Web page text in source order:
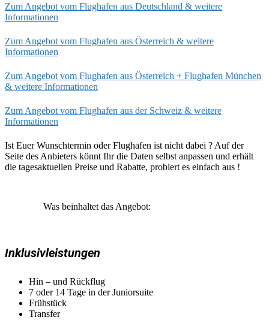
Zum Angebot vom Flughafen aus Deutschland & weitere
Informationen
Zum Angebot vom Flughafen aus Österreich & weitere
Informationen
Zum Angebot vom Flughafen aus Österreich + Flughafen München
& weitere Informationen
Zum Angebot vom Flughafen aus der Schweiz & weitere
Informationen
Ist Euer Wunschtermin oder Flughafen ist nicht dabei ? Auf der
Seite des Anbieters könnt Ihr die Daten selbst anpassen und erhält
die tagesaktuellen Preise und Rabatte, probiert es einfach aus !
Was beinhaltet das Angebot:
Inklusivleistungen
Hin – und Rückflug
7 oder 14 Tage in der Juniorsuite
Frühstück
Transfer